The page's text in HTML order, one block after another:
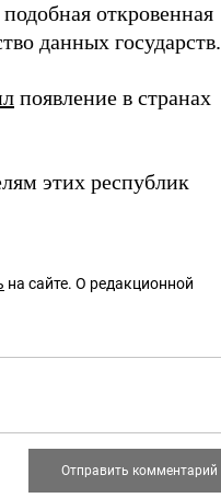
откровенная
данных государств.
появление в странах
этих республик
на сайте. О редакционной